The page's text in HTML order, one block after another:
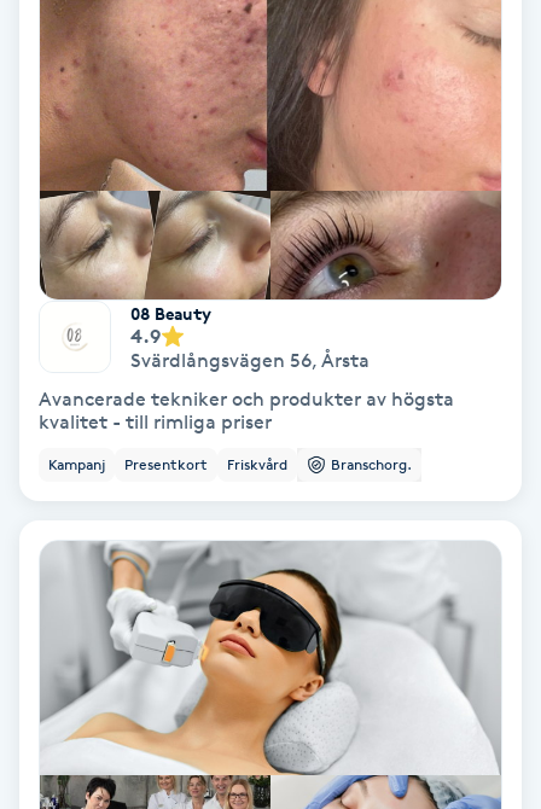
Läpptatuering
Makeup
Manikyr & Pedikyr
Massage
Medial vägledning
Meditation
Megavolymfransar
Melasma
Mesoterapi
08 Beauty
4.9
Svärdlångsvägen 56, Årsta
Avancerade tekniker och produkter av högsta
kvalitet - till rimliga priser
Kampanj Presentkort Friskvård Branschorg.